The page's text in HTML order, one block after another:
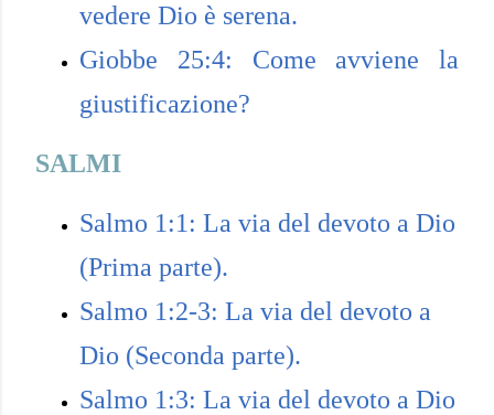
vedere Dio è serena.
Giobbe 25:4: Come avviene la
giustificazione?
SALMI
Salmo 1:1: La via del devoto a Dio
(Prima parte).
Salmo 1:2-3: La via del devoto a
Dio (Seconda parte).
Salmo 1:3: La via del devoto a Dio